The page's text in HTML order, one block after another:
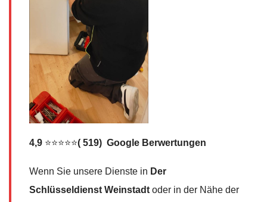
4,9 ⭐⭐⭐⭐⭐( 519) Google Berwertungen
Wenn Sie unsere Dienste in Der
Schlüsseldienst Weinstadt oder in der Nähe der